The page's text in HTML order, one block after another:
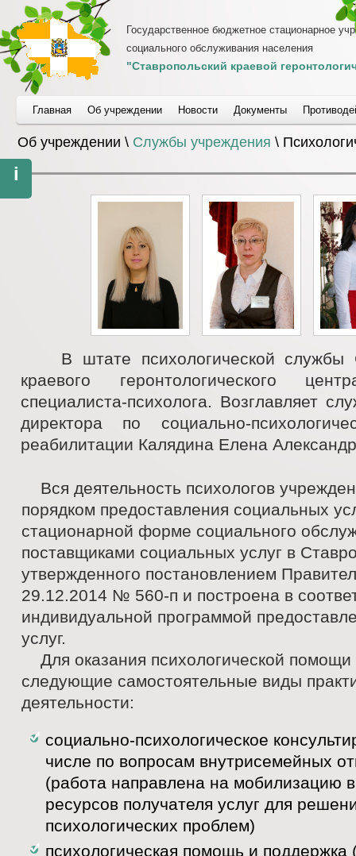
Государственное бюджетное стационарное
социального обслуживания населения
"Ставропольский краевой
i
Главная Об учреждении Новости Документы
Об учреждении \ Службы учреждения \
В штате психологической службы
краевого геронтологического
специалиста-психолога. Возглавляет
директора по социально-
реабилитации Калядина Елена
Вся деятельность психологов
порядком предоставления социальных
стационарной форме социального
поставщиками социальных услуг в
утвержденного постановлением
29.12.2014 № 560-п и построена в
индивидуальной программой
услуг.
Для оказания психологической помощи
следующие самостоятельные виды
деятельности:
социально-психологическое
числе по вопросам внутрисемейных
(работа направлена на мобилизацию
ресурсов получателя услуг для
психологических проблем)
психологическая помощь и поддержка